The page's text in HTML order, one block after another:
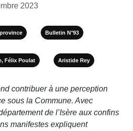
2023
Bulletin N°93
Félix Poulat Aristide Rey
contribuer à une perception
sous la Commune. Avec
de l’Isère aux confins
manifestes expliquent